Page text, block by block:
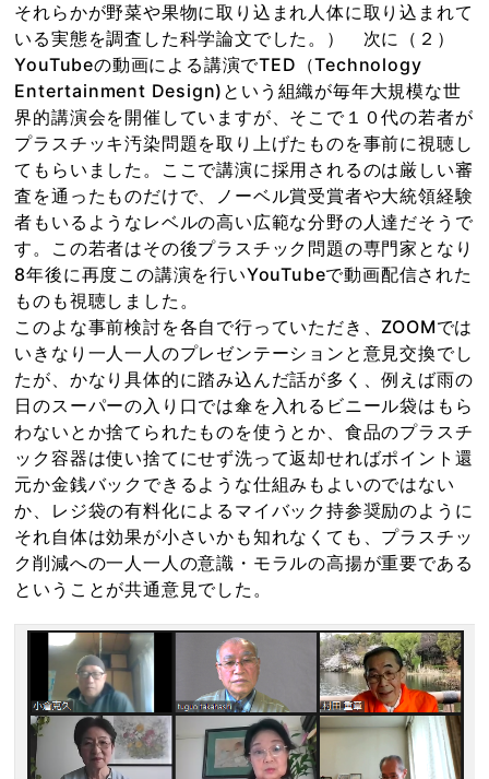
それらかが野菜や果物に取り込まれ人体に取り込まれて
いる実態を調査した科学論文でした。） 次に（２）
YouTubeの動画による講演でTED（Technology
Entertainment Design)という組織が毎年大規模な世
界的講演会を開催していますが、そこで１０代の若者が
プラスチッキ汚染問題を取り上げたものを事前に視聴し
てもらいました。ここで講演に採用されるのは厳しい審
査を通ったものだけで、ノーベル賞受賞者や大統領経験
者もいるようなレベルの高い広範な分野の人達だそうで
す。この若者はその後プラスチック問題の専門家となり
8年後に再度この講演を行いYouTubeで動画配信された
ものも視聴しました。
このよな事前検討を各自で行っていただき、ZOOMでは
いきなり一人一人のプレゼンテーションと意見交換でし
たが、かなり具体的に踏み込んだ話が多く、例えば雨の
日のスーパーの入り口では傘を入れるビニール袋はもら
わないとか捨てられたものを使うとか、食品のプラスチ
ック容器は使い捨てにせず洗って返却せればポイント還
元か金銭バックできるような仕組みもよいのではない
か、レジ袋の有料化によるマイバック持参奨励のように
それ自体は効果が小さいかも知れなくても、プラスチッ
ク削減への一人一人の意識・モラルの高揚が重要である
ということが共通意見でした。